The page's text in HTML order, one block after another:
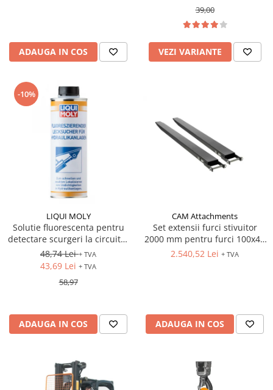
ADAUGA IN COS
39,00
VEZI VARIANTE
-10%
LIQUI MOLY
Solutie fluorescenta pentru
detectare scurgeri la circuitul
hidraulic 500ml
48,74 Lei+ TVA
43,69 Lei + TVA
58,97
ADAUGA IN COS
CAM Attachments
Set extensii furci stivuitor
2000 mm pentru furci 100x40
mm
2.540,52 Lei + TVA
ADAUGA IN COS